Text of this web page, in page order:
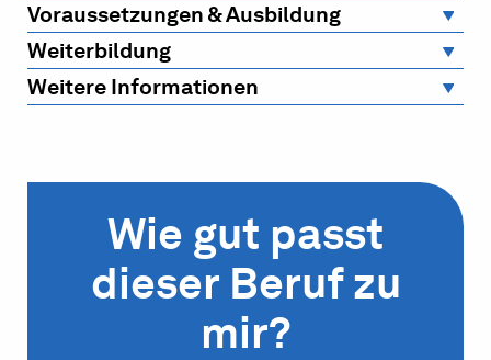
Voraussetzungen & Ausbildung
Weiterbildung
Weitere Informationen
Wie gut passt
dieser Beruf zu
mir?